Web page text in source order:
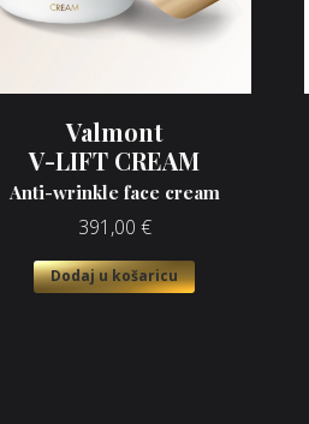
Valmont
V-LIFT CREAM
Anti-wrinkle face cream
391,00 €
Dodaj u košaricu